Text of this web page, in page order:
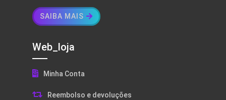
SAIBA MAIS
Web_loja
Minha Conta
Reembolso e devoluções